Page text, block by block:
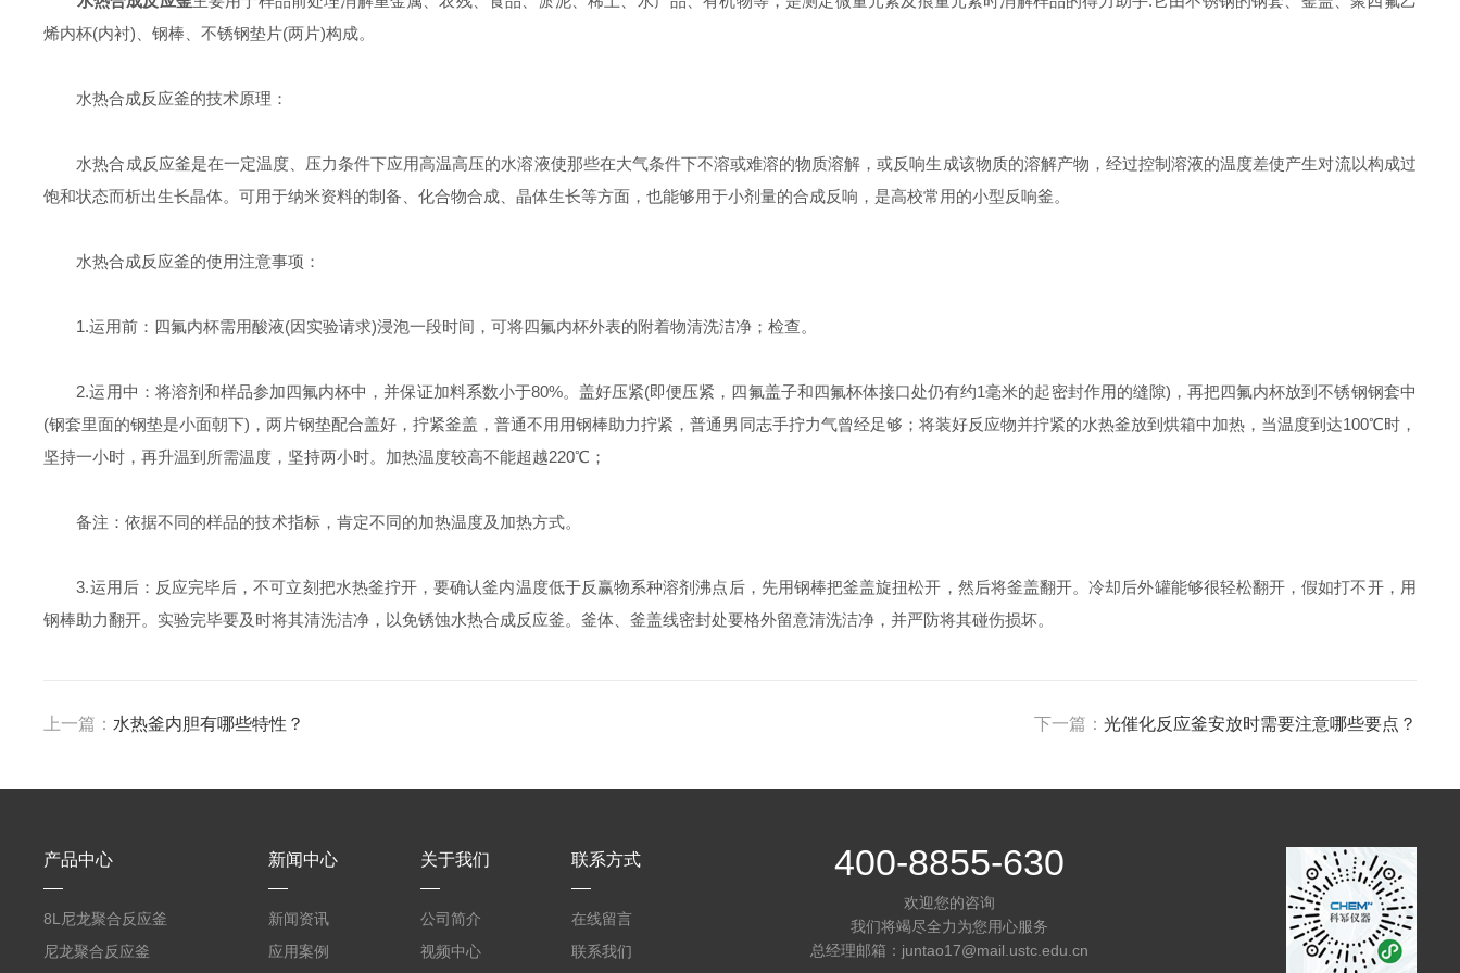
烯内杯(内衬)、钢棒、不锈钢垫片(两片)构成。
水热合成反应釜的技术原理：
水热合成反应釜是在一定温度、压力条件下应用高温高压的水溶液使那些在大气条件下不溶或难溶的物质溶解，或反响生成该物质的溶解产物，经过控制溶液的温度差使产生对流以构成过
饱和状态而析出生长晶体。可用于纳米资料的制备、化合物合成、晶体生长等方面，也能够用于小剂量的合成反响，是高校常用的小型反响釜。
水热合成反应釜的使用注意事项：
1.运用前：四氟内杯需用酸液(因实验请求)浸泡一段时间，可将四氟内杯外表的附着物清洗洁净；检查。
2.运用中：将溶剂和样品参加四氟内杯中，并保证加料系数小于80%。盖好压紧(即便压紧，四氟盖子和四氟杯体接口处仍有约1毫米的起密封作用的缝隙)，再把四氟内杯放到不锈钢钢套中
(钢套里面的钢垫是小面朝下)，两片钢垫配合盖好，拧紧釜盖，普通不用用钢棒助力拧紧，普通男同志手拧力气曾经足够；将装好反应物并拧紧的水热釜放到烘箱中加热，当温度到达100℃时，
坚持一小时，再升温到所需温度，坚持两小时。加热温度较高不能超越220℃；
备注：依据不同的样品的技术指标，肯定不同的加热温度及加热方式。
3.运用后：反应完毕后，不可立刻把水热釜拧开，要确认釜内温度低于反赢物系种溶剂沸点后，先用钢棒把釜盖旋扭松开，然后将釜盖翻开。冷却后外罐能够很轻松翻开，假如打不开，用
钢棒助力翻开。实验完毕要及时将其清洗洁净，以免锈蚀水热合成反应釜。釜体、釜盖线密封处要格外留意清洗洁净，并严防将其碰伤损坏。
上一篇： 水热釜内胆有哪些特性？ 下一篇： 光催化反应釜安放时需要注意哪些要点？
产品中心
8L尼龙聚合反应釜
尼龙聚合反应釜
新闻中心
新闻资讯
应用案例
关于我们
公司简介
视频中心
联系方式
在线留言
联系我们
400-8855-630
欢迎您的咨询
我们将竭尽全力为您用心服务
总经理邮箱：juntao17@mail.ustc.edu.cn